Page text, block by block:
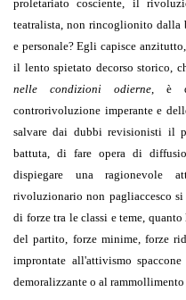
proletariato cosciente, il
teatralista, non rincoglionito dalla
e personale? Egli capisce
il lento spietato decorso storico,
nelle condizioni odierne, è di
controrivoluzione imperante e
salvare dai dubbi revisionisti il
battuta, di fare opera di
dispiegare una ragionevole
rivoluzionario non pagliaccesco
di forze tra le classi e teme,
del partito, forze minime, forze
improntate all'attivismo
demoralizzante o al